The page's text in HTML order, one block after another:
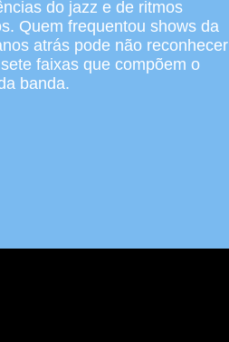
do jazz e de ritmos
Quem frequentou shows da
atrás pode não reconhecer
faixas que compõem o
banda.